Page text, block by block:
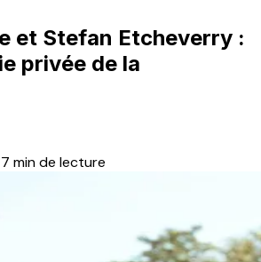
et Stefan Etcheverry :
privée de la
7 min de lecture